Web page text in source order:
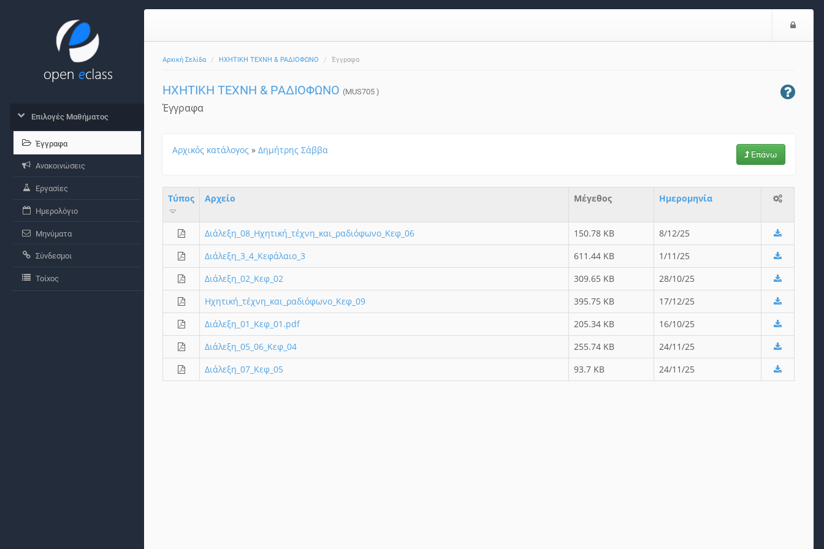
Αρχική Σελίδα ΗΧΗΤΙΚΗ ΤΕΧΝΗ & ΡΑΔΙΟΦΩΝΟ Έγγραφα
ΗΧΗΤΙΚΗ ΤΕΧΝΗ & ΡΑΔΙΟΦΩΝΟ (MUS705 )
Έγγραφα
Επάνω
Αρχικός κατάλογος »Δημήτρης Σάββα
Τύπος Aρχείο Μέγεθος Ημερομηνία
Διάλεξη_08_Ηχητική_τέχνη_και_ραδιόφωνο_Κεφ_06 150.78 KB
8/12/25
Διάλεξη_3_4_Κεφάλαιο_3
611.44 KB
1/11/25
Διάλεξη_02_Κεφ_02
309.65 KB
28/10/25
Ηχητική_τέχνη_και_ραδιόφωνο_Κεφ_09
395.75 KB
17/12/25
Διάλεξη_01_Κεφ_01.pdf
205.34 KB
16/10/25
Διάλεξη_05_06_Κεφ_04
255.74 KB
24/11/25
Διάλεξη_07_Κεφ_05
93.7 KB 24/11/25
Επιλογές Μαθήματος
Έγγραφα
Ανακοινώσεις
Εργασίες
Ημερολόγιο
Μηνύματα
Σύνδεσμοι
Τοίχος